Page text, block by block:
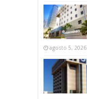
agosto 5, 2026